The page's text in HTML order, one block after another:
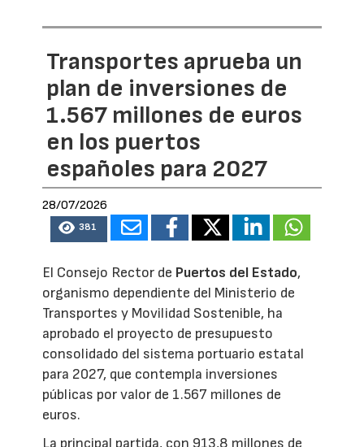
Transportes aprueba un
plan de inversiones de
1.567 millones de euros
en los puertos
españoles para 2027
28/07/2026
381
El Consejo Rector de Puertos del Estado,
organismo dependiente del Ministerio de
Transportes y Movilidad Sostenible, ha
aprobado el proyecto de presupuesto
consolidado del sistema portuario estatal
para 2027, que contempla inversiones
públicas por valor de 1.567 millones de
euros.
La principal partida, con 913,8 millones de